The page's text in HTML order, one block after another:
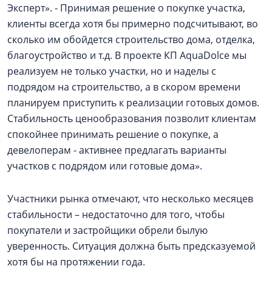
Эксперт». - Принимая решение о покупке участка,
клиенты всегда хотя бы примерно подсчитывают, во
сколько им обойдется строительство дома, отделка,
благоустройство и т.д. В проекте КП AquaDolce мы
реализуем не только участки, но и наделы с
подрядом на строительство, а в скором времени
планируем приступить к реализации готовых домов.
Стабильность ценообразования позволит клиентам
спокойнее принимать решение о покупке, а
девелоперам - активнее предлагать варианты
участков с подрядом или готовые дома».
Участники рынка отмечают, что несколько месяцев
стабильности – недостаточно для того, чтобы
покупатели и застройщики обрели былую
уверенность. Ситуация должна быть предсказуемой
хотя бы на протяжении года.